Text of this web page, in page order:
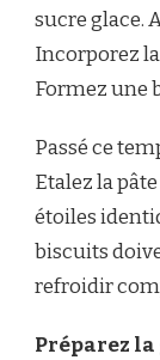
sucre glace.
Incorporez
Formez une
Passé ce
Etalez la
étoiles
biscuits
refroidir
Préparez